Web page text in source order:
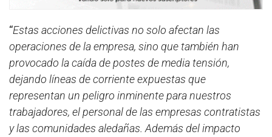
“Estas acciones delictivas no solo afectan las
operaciones de la empresa, sino que también han
provocado la caída de postes de media tensión,
dejando líneas de corriente expuestas que
representan un peligro inminente para nuestros
trabajadores, el personal de las empresas contratistas
y las comunidades aledañas. Además del impacto